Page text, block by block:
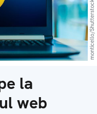
la
web
monticello/Shutterstock